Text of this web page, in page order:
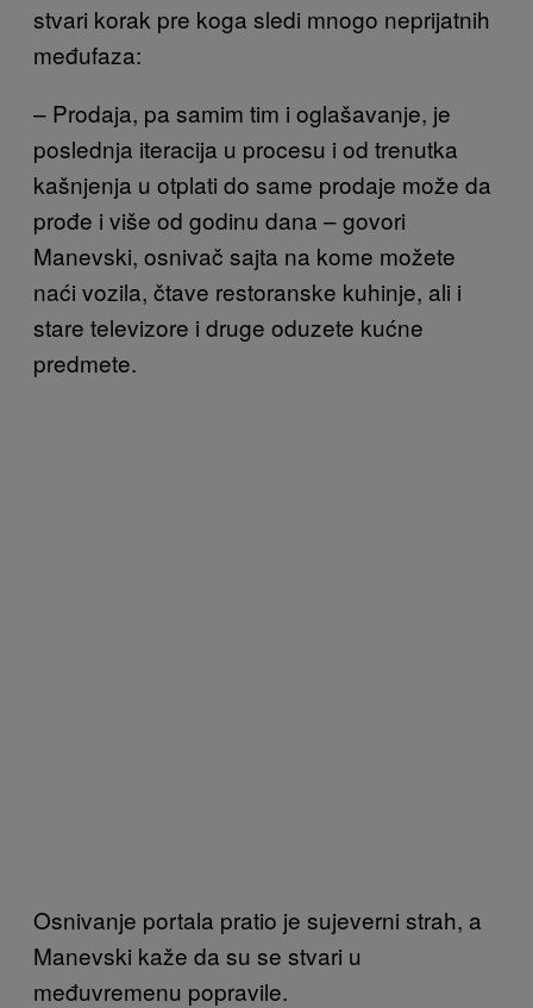
stvari korak pre koga sledi mnogo neprijatnih
međufaza:
– Prodaja, pa samim tim i oglašavanje, je
poslednja iteracija u procesu i od trenutka
kašnjenja u otplati do same prodaje može da
prođe i više od godinu dana – govori
Manevski, osnivač sajta na kome možete
naći vozila, čtave restoranske kuhinje, ali i
stare televizore i druge oduzete kućne
predmete.
Osnivanje portala pratio je sujeverni strah, a
Manevski kaže da su se stvari u
međuvremenu popravile.